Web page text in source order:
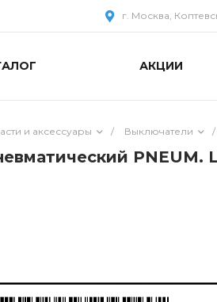
г. Москва,
АКЦИИ
и аксессуары / Выключатели /
PNEUM.